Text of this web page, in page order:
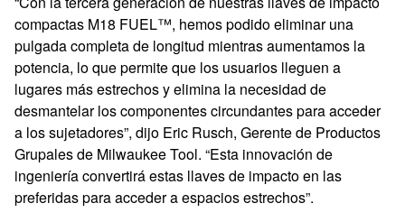
compactas M18 FUEL™, hemos podido eliminar una
pulgada completa de longitud mientras aumentamos la
potencia, lo que permite que los usuarios lleguen a
lugares más estrechos y elimina la necesidad de
desmantelar los componentes circundantes para acceder
a los sujetadores”, dijo Eric Rusch, Gerente de Productos
Grupales de Milwaukee Tool. “Esta innovación de
ingeniería convertirá estas llaves de impacto en las
preferidas para acceder a espacios estrechos”.